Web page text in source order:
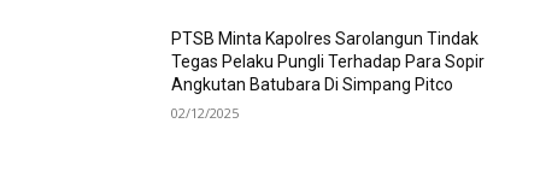
PTSB Minta Kapolres Sarolangun Tindak
Tegas Pelaku Pungli Terhadap Para Sopir
Angkutan Batubara Di Simpang Pitco
02/12/2025